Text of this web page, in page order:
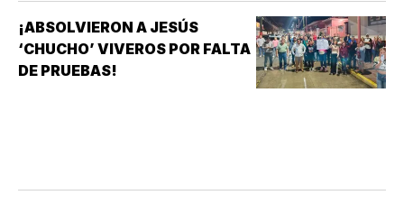
¡ABSOLVIERON A JESÚS
‘CHUCHO’ VIVEROS POR FALTA
DE PRUEBAS!